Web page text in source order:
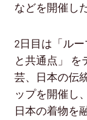
などを開催した
2日目は「ル
と共通点」 を
芸、日本の伝
ップを開催し
日本の着物を